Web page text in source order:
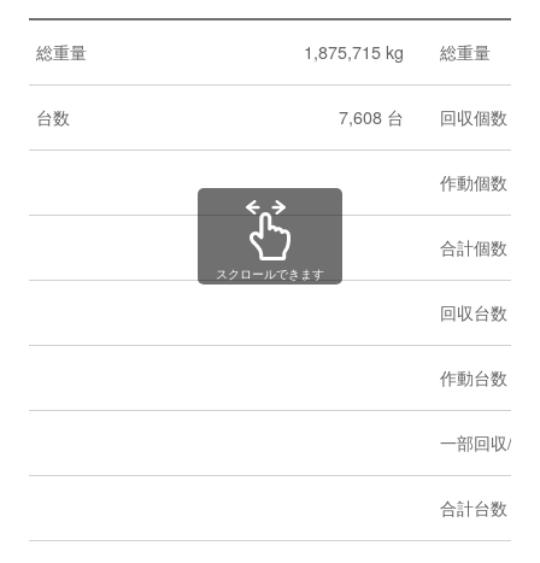
総重量 1,875,715 kg 総重量
台数 7,608 台 回収個数
作動個数
合計個数
回収台数
作動台数
一部回収/一
合計台数
スクロールできます